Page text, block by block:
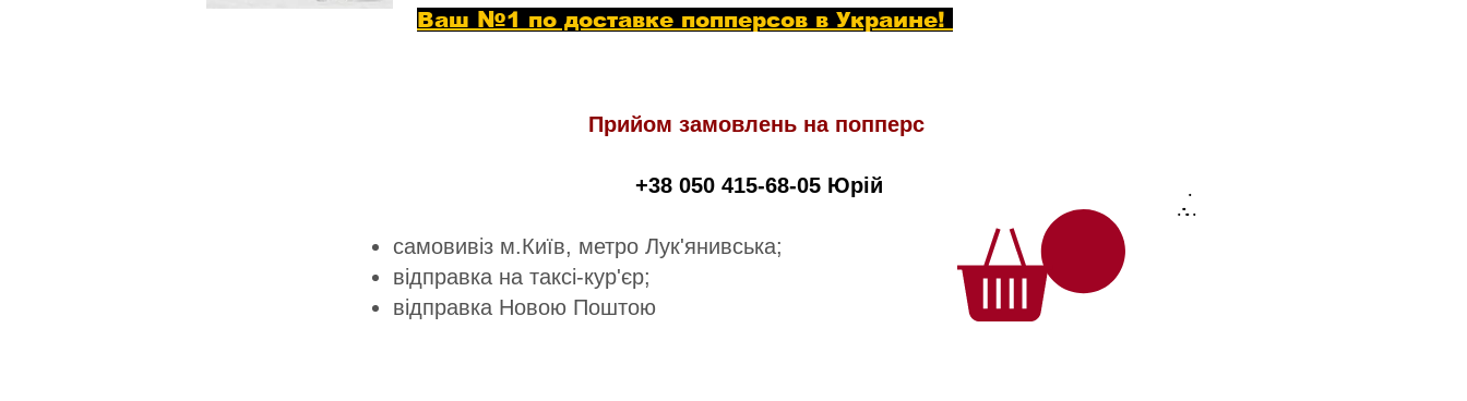
Ваш №1 по доставке попперсов в Украине!
Прийом замовлень на попперс
+38 050 415-68-05 Юрій
самовивіз м.Київ, метро Лук'янивська;
відправка на таксі-кур'єр;
відправка Новою Поштою
.
.
....
.